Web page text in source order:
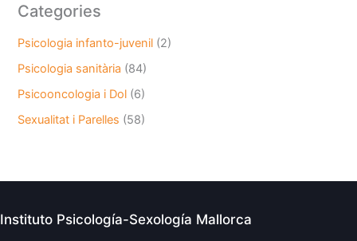
Categories
Psicologia infanto-juvenil (2)
Psicologia sanitària (84)
Psicooncologia i Dol (6)
Sexualitat i Parelles (58)
Instituto Psicología-Sexología Mallorca